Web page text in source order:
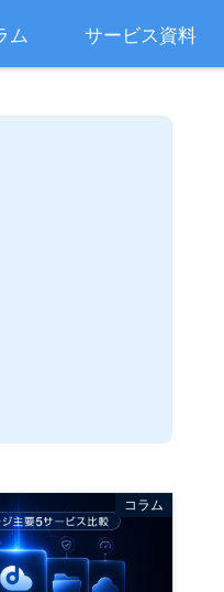
ム サービス資料
コラム